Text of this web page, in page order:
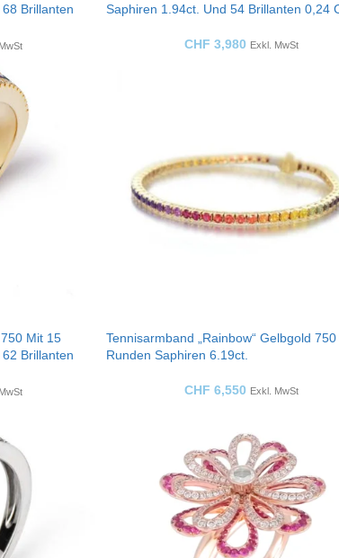
Brillanten
Saphiren 1.94ct. Und 54 Brillanten 0,24
CHF 3,980 Exkl. MwSt
Mit 15
Brillanten
Tennisarmband „Rainbow“ Gelbgold
Runden Saphiren 6.19ct.
CHF 6,550 Exkl. MwSt